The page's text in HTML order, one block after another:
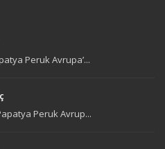
Peruk Avrupa’...
Peruk Avrup...